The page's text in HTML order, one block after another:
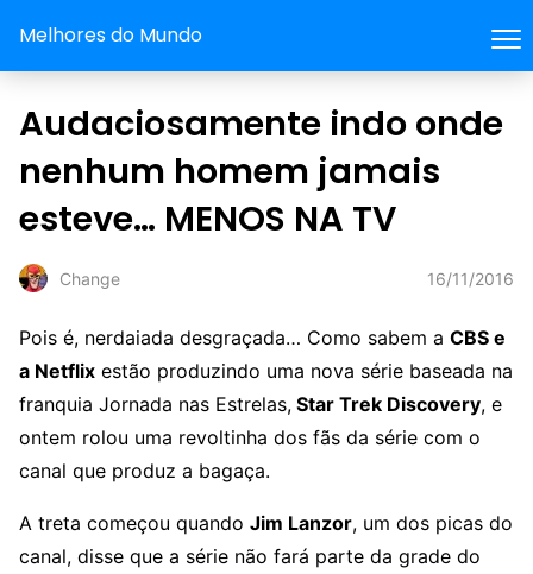
Melhores do Mundo
Audaciosamente indo onde
nenhum homem jamais
esteve… MENOS NA TV
Change 16/11/2016
Pois é, nerdaiada desgraçada… Como sabem a CBS e
a Netflix estão produzindo uma nova série baseada na
franquia Jornada nas Estrelas, Star Trek Discovery, e
ontem rolou uma revoltinha dos fãs da série com o
canal que produz a bagaça.
A treta começou quando Jim Lanzor, um dos picas do
canal, disse que a série não fará parte da grade do